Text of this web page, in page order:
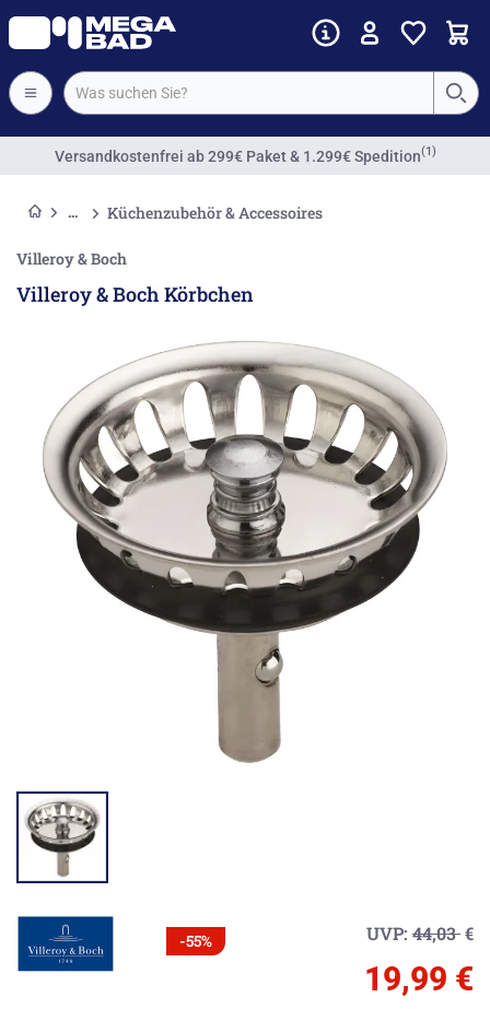
Versandkostenfrei ab 299€ Paket & 1.299€ Spedition(1)
Küchenzubehör & Accessoires
Villeroy & Boch
Villeroy & Boch Körbchen
-55% UVP: 44,03€
19,99 €